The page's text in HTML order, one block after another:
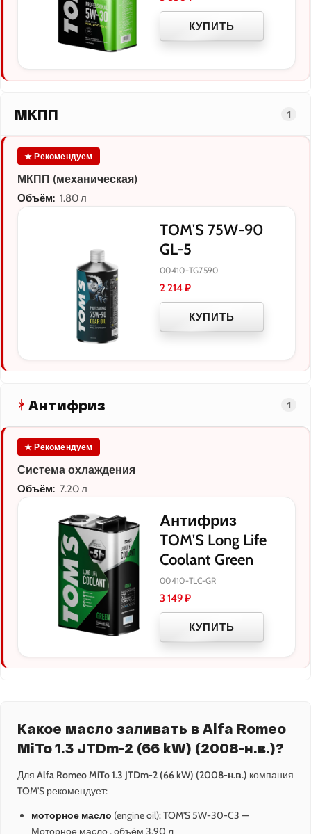
КУПИТЬ
МКПП 1
★ Рекомендуем
МКПП (механическая)
Объём: 1.80 л
TOM'S 75W-90
GL-5
00410-TG7590
2 214₽
КУПИТЬ
Антифриз 1
★ Рекомендуем
Система охлаждения
Объём: 7.20 л
Антифриз
TOM'S Long Life
Coolant Green
00410-TLC-GR
3 149₽
КУПИТЬ
Какое масло заливать в Alfa Romeo
MiTo 1.3 JTDm-2 (66 kW) (2008-н.в.)?
Для Alfa Romeo MiTo 1.3 JTDm-2 (66 kW) (2008-н.в.) компания
TOM'S рекомендует:
моторное масло (engine oil): TOM'S 5W-30-C3 —
Моторное масло , объём 3.90 л